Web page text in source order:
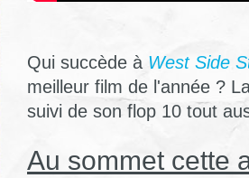
Qui succède à West Side
meilleur film de l'année ?
suivi de son flop 10 tout
Au sommet cette